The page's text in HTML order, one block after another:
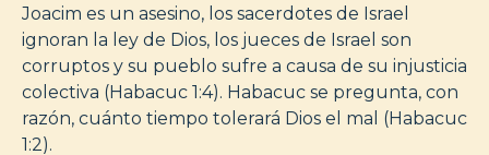
Joacim es un asesino, los sacerdotes de Israel
ignoran la ley de Dios, los jueces de Israel son
corruptos y su pueblo sufre a causa de su injusticia
colectiva (Habacuc 1:4). Habacuc se pregunta, con
razón, cuánto tiempo tolerará Dios el mal (Habacuc
1:2).